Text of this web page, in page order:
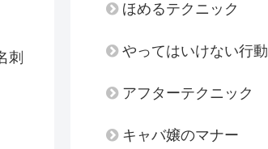
刺
ほめるテクニック
やってはいけない行動
アフターテクニック
キャバ嬢のマナー